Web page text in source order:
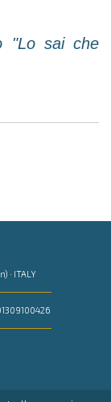
"Lo sai che
· ITALY